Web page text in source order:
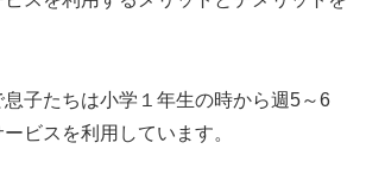
子たちは小学１年生の時から週5～6
ビスを利用しています。